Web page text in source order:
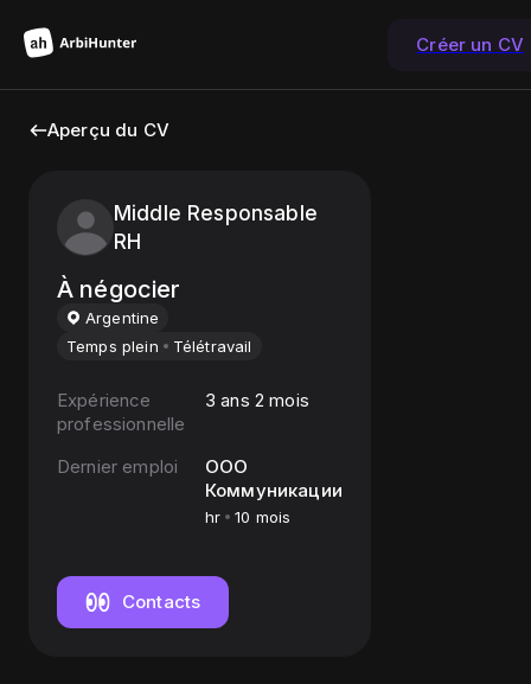
Créer un CV
Aperçu du CV
Middle Responsable
RH
À négocier
Argentine
Temps plein
Télétravail
Expérience
professionnelle
3 ans 2 mois
Dernier emploi
ООО
Коммуникации
hr 10 mois
Contacts